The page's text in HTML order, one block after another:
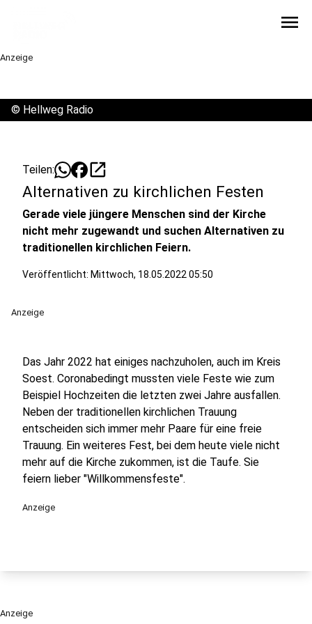
menu
Anzeige
© Hellweg Radio
Teilen: open_in_new
Alternativen zu kirchlichen Festen
Gerade viele jüngere Menschen sind der Kirche
nicht mehr zugewandt und suchen Alternativen zu
traditionellen kirchlichen Feiern.
Veröffentlicht: Mittwoch, 18.05.2022 05:50
Anzeige
Das Jahr 2022 hat einiges nachzuholen, auch im Kreis
Soest. Coronabedingt mussten viele Feste wie zum
Beispiel Hochzeiten die letzten zwei Jahre ausfallen.
Neben der traditionellen kirchlichen Trauung
entscheiden sich immer mehr Paare für eine freie
Trauung. Ein weiteres Fest, bei dem heute viele nicht
mehr auf die Kirche zukommen, ist die Taufe. Sie
feiern lieber "Willkommensfeste".
Anzeige
Anzeige